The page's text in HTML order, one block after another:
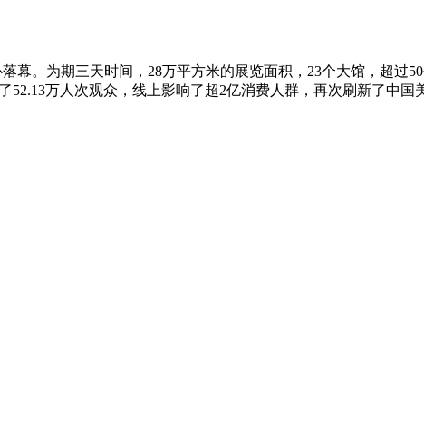
幕。为期三天时间，28万平方米的展览面积，23个大馆，超过
万人次观众，线上影响了超2亿消费人群，再次刷新了中